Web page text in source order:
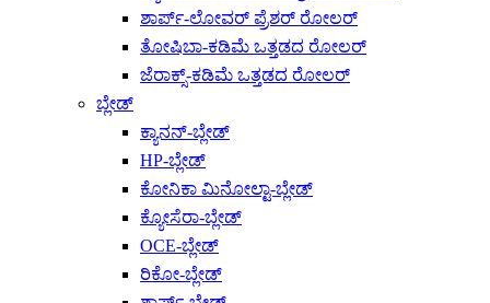
ಶಾರ್ಪ್-ಲೋವರ್ ಪ್ರೆಶರ್ ರೋಲರ್
ತೋಷಿಬಾ-ಕಡಿಮೆ ಒತ್ತಡದ ರೋಲರ್
ಜೆರಾಕ್ಸ್-ಕಡಿಮೆ ಒತ್ತಡದ ರೋಲರ್
ಬ್ಲೇಡ್
ಕ್ಯಾನನ್-ಬ್ಲೇಡ್
HP-ಬ್ಲೇಡ್
ಕೋನಿಕಾ ಮಿನೋಲ್ಟಾ-ಬ್ಲೇಡ್
ಕ್ಯೋಸೆರಾ-ಬ್ಲೇಡ್
OCE-ಬ್ಲೇಡ್
ರಿಕೋ-ಬ್ಲೇಡ್